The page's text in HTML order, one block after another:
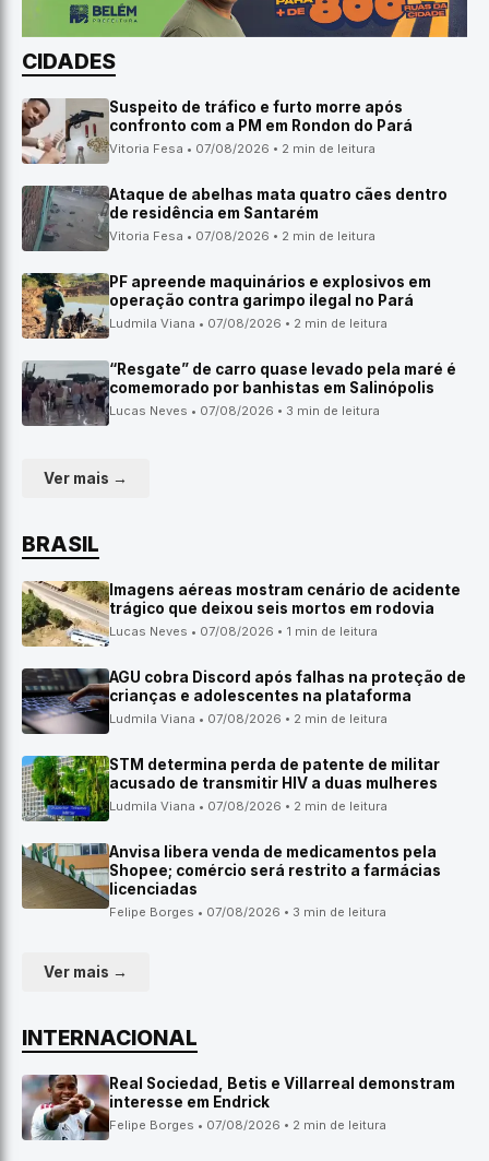
CIDADES
Suspeito de tráfico e furto morre após
confronto com a PM em Rondon do Pará
Vitoria Fesa • 07/08/2026 • 2 min de leitura
Ataque de abelhas mata quatro cães dentro
de residência em Santarém
Vitoria Fesa • 07/08/2026 • 2 min de leitura
PF apreende maquinários e explosivos em
operação contra garimpo ilegal no Pará
Ludmila Viana • 07/08/2026 • 2 min de leitura
“Resgate” de carro quase levado pela maré é
comemorado por banhistas em Salinópolis
Lucas Neves • 07/08/2026 • 3 min de leitura
Ver mais →
BRASIL
Imagens aéreas mostram cenário de acidente
trágico que deixou seis mortos em rodovia
Lucas Neves • 07/08/2026 • 1 min de leitura
AGU cobra Discord após falhas na proteção de
crianças e adolescentes na plataforma
Ludmila Viana • 07/08/2026 • 2 min de leitura
STM determina perda de patente de militar
acusado de transmitir HIV a duas mulheres
Ludmila Viana • 07/08/2026 • 2 min de leitura
Anvisa libera venda de medicamentos pela
Shopee; comércio será restrito a farmácias
licenciadas
Felipe Borges • 07/08/2026 • 3 min de leitura
Ver mais →
INTERNACIONAL
Real Sociedad, Betis e Villarreal demonstram
interesse em Endrick
Felipe Borges • 07/08/2026 • 2 min de leitura